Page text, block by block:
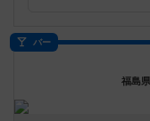
バー
福島